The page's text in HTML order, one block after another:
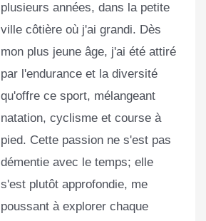
plusieurs années, dans la petite
ville côtière où j'ai grandi. Dès
mon plus jeune âge, j'ai été attiré
par l'endurance et la diversité
qu'offre ce sport, mélangeant
natation, cyclisme et course à
pied. Cette passion ne s'est pas
démentie avec le temps; elle
s'est plutôt approfondie, me
poussant à explorer chaque